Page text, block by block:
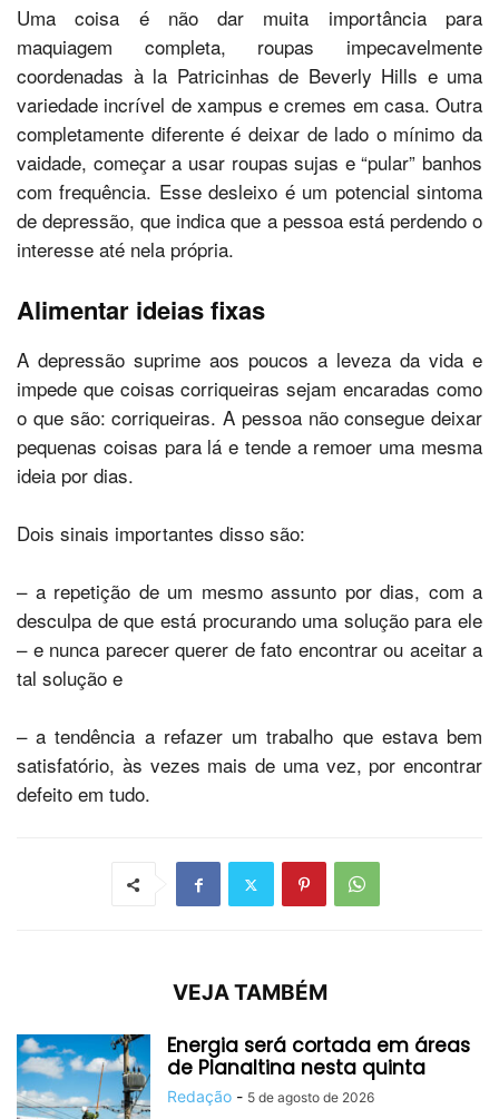
Uma coisa é não dar muita importância para
maquiagem completa, roupas impecavelmente
coordenadas à la Patricinhas de Beverly Hills e uma
variedade incrível de xampus e cremes em casa. Outra
completamente diferente é deixar de lado o mínimo da
vaidade, começar a usar roupas sujas e “pular” banhos
com frequência. Esse desleixo é um potencial sintoma
de depressão, que indica que a pessoa está perdendo o
interesse até nela própria.
Alimentar ideias fixas
A depressão suprime aos poucos a leveza da vida e
impede que coisas corriqueiras sejam encaradas como
o que são: corriqueiras. A pessoa não consegue deixar
pequenas coisas para lá e tende a remoer uma mesma
ideia por dias.
Dois sinais importantes disso são:
– a repetição de um mesmo assunto por dias, com a
desculpa de que está procurando uma solução para ele
– e nunca parecer querer de fato encontrar ou aceitar a
tal solução e
– a tendência a refazer um trabalho que estava bem
satisfatório, às vezes mais de uma vez, por encontrar
defeito em tudo.
VEJA TAMBÉM
Energia será cortada em áreas
de Planaltina nesta quinta
Redação - 5 de agosto de 2026